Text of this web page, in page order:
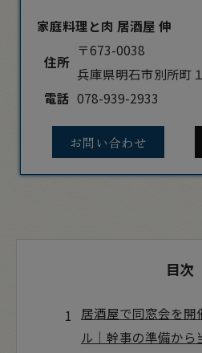
家庭料理と肉 居酒屋 伸
住所
〒673-0038
兵庫県明石市別所町
電話 078-939-2933
お問い合わせ
目次
居酒屋で同窓会を開
ル｜幹事の準備から